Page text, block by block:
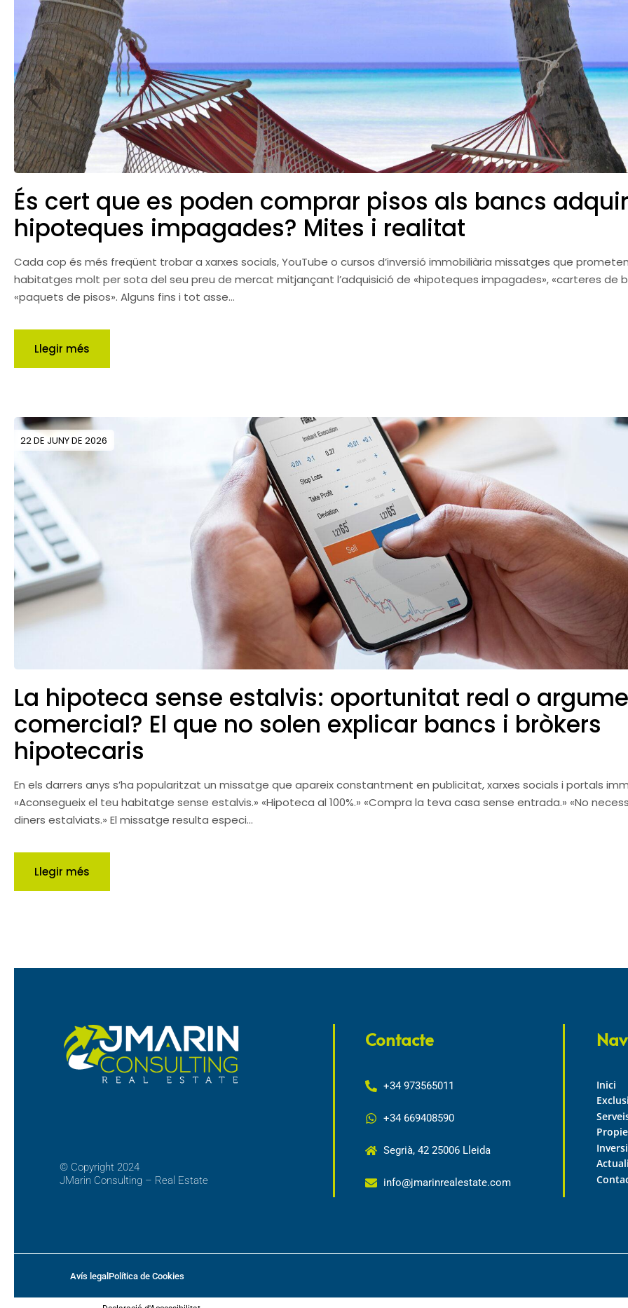
És cert que es poden comprar pisos als bancs
hipoteques impagades? Mites i realitat
Cada cop és més freqüent trobar a xarxes socials, YouTube o cursos d’inversió immobiliària missatges que
habitatges molt per sota del seu preu de mercat mitjançant l’adquisició de «hipoteques impagades», «carteres de
«paquets de pisos». Alguns fins i tot asse...
Llegir més
22 DE JUNY DE 2026
La hipoteca sense estalvis: oportunitat real o
comercial? El que no solen explicar bancs i bròkers
hipotecaris
En els darrers anys s’ha popularitzat un missatge que apareix constantment en publicitat, xarxes socials i portals
«Aconsegueix el teu habitatge sense estalvis.» «Hipoteca al 100%.» «Compra la teva casa sense entrada.» «No
diners estalviats.» El missatge resulta especi...
Llegir més
© Copyright 2024
JMarin Consulting – Real Estate
Contacte
+34 973565011
+34 669408590
Segrià, 42 25006 Lleida
info@jmarinrealestate.com
Inici
Avís legal Política de Cookies